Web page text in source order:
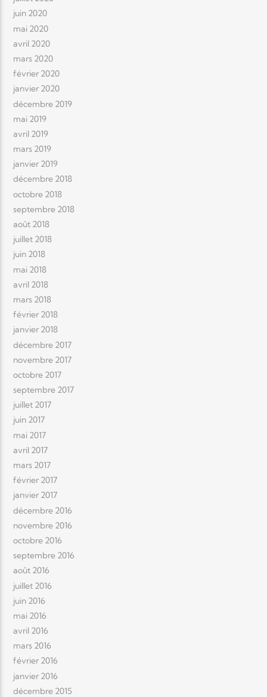
juin 2020
mai 2020
avril 2020
mars 2020
février 2020
janvier 2020
décembre 2019
mai 2019
avril 2019
mars 2019
janvier 2019
décembre 2018
octobre 2018
septembre 2018
août 2018
juillet 2018
juin 2018
mai 2018
avril 2018
mars 2018
février 2018
janvier 2018
décembre 2017
novembre 2017
octobre 2017
septembre 2017
juillet 2017
juin 2017
mai 2017
avril 2017
mars 2017
février 2017
janvier 2017
décembre 2016
novembre 2016
octobre 2016
septembre 2016
août 2016
juillet 2016
juin 2016
mai 2016
avril 2016
mars 2016
février 2016
janvier 2016
décembre 2015